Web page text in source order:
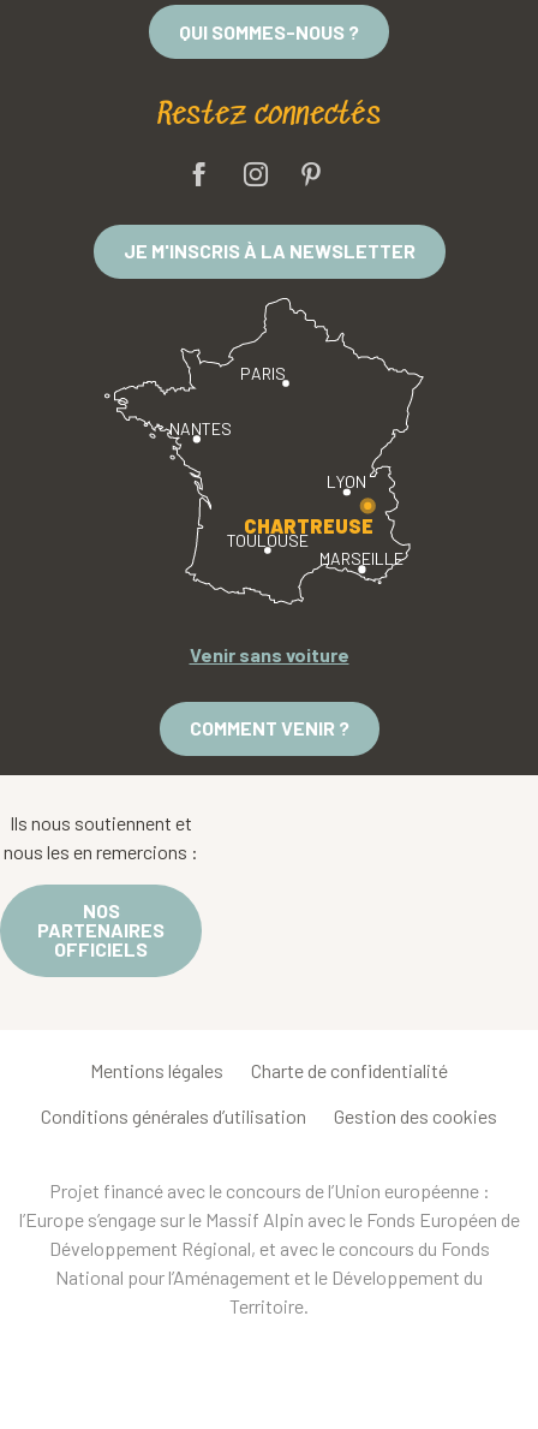
QUI SOMMES-NOUS ?
Restez connectés
JE M'INSCRIS À LA NEWSLETTER
PARIS
LYON
TOULOUSE
MARSEILLE
NANTES
CHARTREUSE
Venir sans voiture
COMMENT VENIR ?
Ils nous soutiennent et
nous les en remercions :
NOS
PARTENAIRES
OFFICIELS
Mentions légales Charte de confidentialité
Conditions générales d’utilisation Gestion des cookies
Projet financé avec le concours de l’Union européenne :
l’Europe s’engage sur le Massif Alpin avec le Fonds Européen de
Développement Régional, et avec le concours du Fonds
National pour l’Aménagement et le Développement du
Territoire.